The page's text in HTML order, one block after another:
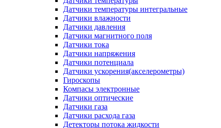
Датчики температуры интегральные
Датчики влажности
Датчики давления
Датчики магнитного поля
Датчики тока
Датчики напряжения
Датчики потенциала
Датчики ускорения(акселерометры)
Гироскопы
Компасы электронные
Датчики оптические
Датчики газа
Датчики расхода газа
Детекторы потока жидкости